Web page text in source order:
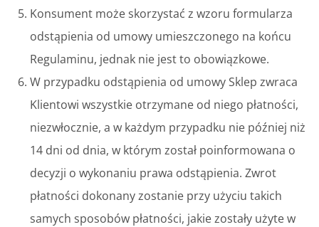
Konsument może skorzystać z wzoru formularza
odstąpienia od umowy umieszczonego na końcu
Regulaminu, jednak nie jest to obowiązkowe.
W przypadku odstąpienia od umowy Sklep zwraca
Klientowi wszystkie otrzymane od niego płatności,
niezwłocznie, a w każdym przypadku nie później niż
14 dni od dnia, w którym został poinformowana o
decyzji o wykonaniu prawa odstąpienia. Zwrot
płatności dokonany zostanie przy użyciu takich
samych sposobów płatności, jakie zostały użyte w